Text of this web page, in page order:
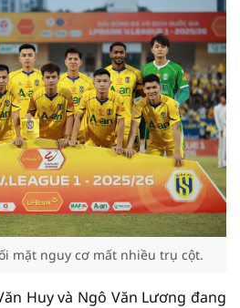
mặt nguy cơ mất nhiều trụ cột.
Huy và Ngô Văn Lương đang